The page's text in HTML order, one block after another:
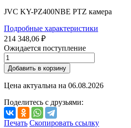
JVC KY-PZ400NBE PTZ камера
Подробные характеристики
214 348,06 ₽
Ожидается поступление
Добавить в корзину
Цена актуальна на 06.08.2026
Поделитесь с друзьями:
Печать Скопировать ссылку